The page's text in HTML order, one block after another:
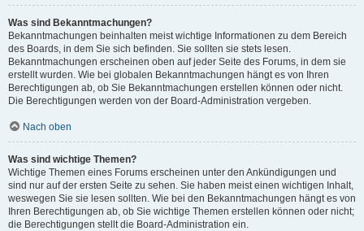
Was sind Bekanntmachungen?
Bekanntmachungen beinhalten meist wichtige Informationen zu dem Bereich
des Boards, in dem Sie sich befinden. Sie sollten sie stets lesen.
Bekanntmachungen erscheinen oben auf jeder Seite des Forums, in dem sie
erstellt wurden. Wie bei globalen Bekanntmachungen hängt es von Ihren
Berechtigungen ab, ob Sie Bekanntmachungen erstellen können oder nicht.
Die Berechtigungen werden von der Board-Administration vergeben.
Nach oben
Was sind wichtige Themen?
Wichtige Themen eines Forums erscheinen unter den Ankündigungen und
sind nur auf der ersten Seite zu sehen. Sie haben meist einen wichtigen Inhalt,
weswegen Sie sie lesen sollten. Wie bei den Bekanntmachungen hängt es von
Ihren Berechtigungen ab, ob Sie wichtige Themen erstellen können oder nicht;
die Berechtigungen stellt die Board-Administration ein.